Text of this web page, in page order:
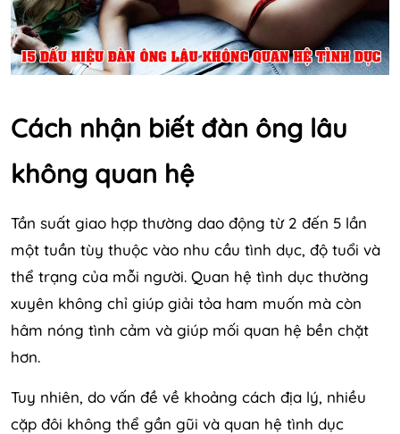
Cách nhận biết đàn ông lâu
không quan hệ
Tần suất giao hợp thường dao động từ 2 đến 5 lần
một tuần tùy thuộc vào nhu cầu tình dục, độ tuổi và
thể trạng của mỗi người. Quan hệ tình dục thường
xuyên không chỉ giúp giải tỏa ham muốn mà còn
hâm nóng tình cảm và giúp mối quan hệ bền chặt
hơn.
Tuy nhiên, do vấn đề về khoảng cách địa lý, nhiều
cặp đôi không thể gần gũi và quan hệ tình dục